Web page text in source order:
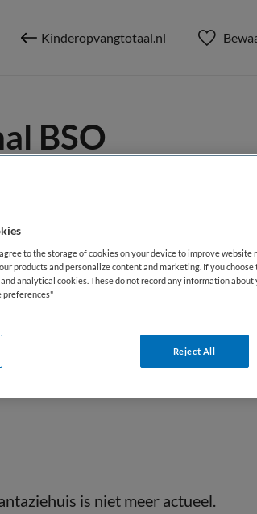
Kinderopvangtotaal.nl
BSO
BRANCHE
BSO Niet
is niet meer actueel.
to the storage of cookies on your device to improve
products and personalize content and marketing. If you
analytical cookies. These do not record any information about
preferences"
Reject All